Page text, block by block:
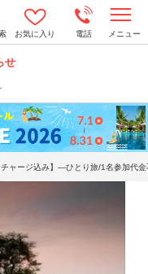
お気に入り 電話 メニュー
せ
o
n
a
v
i
g
a
t
チャージ込み】―ひとり旅/1名参加代